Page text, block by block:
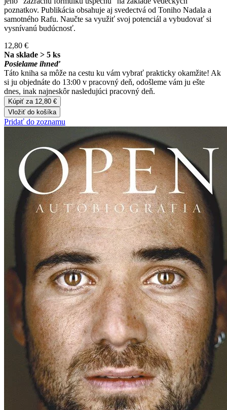
poznatkov. Publikácia obsahuje aj svedectvá od Toniho Nadala a
samotného Rafu. Naučte sa využiť svoj potenciál a vybudovať si
vysnívanú budúcnosť.
12,80 €
Na sklade > 5 ks
Posielame ihneď
Táto kniha sa môže na cestu ku vám vybrať prakticky okamžite! Ak
si ju objednáte do 13:00 v pracovný deň, odošleme vám ju ešte
dnes, inak najneskôr nasledujúci pracovný deň.
Kúpiť za 12,80 €
Vložiť do košíka
Pridať do zoznamu